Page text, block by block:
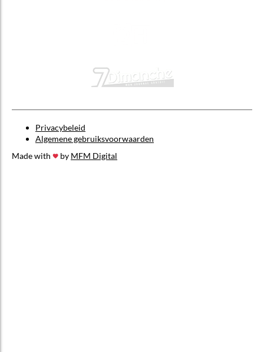
Privacybeleid
Algemene gebruiksvoorwaarden
Made with
by MFM Digital